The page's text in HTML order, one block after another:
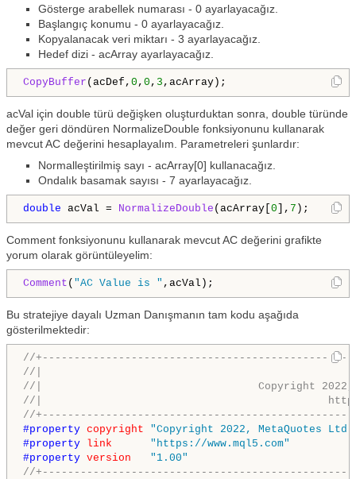
Gösterge arabellek numarası - 0 ayarlayacağız.
Başlangıç konumu - 0 ayarlayacağız.
Kopyalanacak veri miktarı - 3 ayarlayacağız.
Hedef dizi - acArray ayarlayacağız.
CopyBuffer (acDef, 0 , 0 , 3 ,acArray);
acVal için double türü değişken oluşturduktan sonra, double türünde
değer geri döndüren NormalizeDouble fonksiyonunu kullanarak
mevcut AC değerini hesaplayalım. Parametreleri şunlardır:
Normalleştirilmiş sayı - acArray[0] kullanacağız.
Ondalık basamak sayısı - 7 ayarlayacağız.
double acVal = NormalizeDouble (acArray[ 0 ], 7 );
Comment fonksiyonunu kullanarak mevcut AC değerini grafikte
yorum olarak görüntüleyelim:
Comment ( "AC Value is " ,acVal);
Bu stratejiye dayalı Uzman Danışmanın tam kodu aşağıda
gösterilmektedir:
//
//|
//|                                  Copyright
//|
//
#property copyright
"Copyright 2022, MetaQuotes
#property link
"https://www.mql5.com"
#property version
"1.00"
//